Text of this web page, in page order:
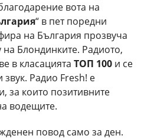
вота на
“ в пет поредни
на България прозвуча
Блондинките. Радиото,
в класацията ТОП 100 и се
Радио Fresh! е
за които позитивните
водещите.
повод само за ден.